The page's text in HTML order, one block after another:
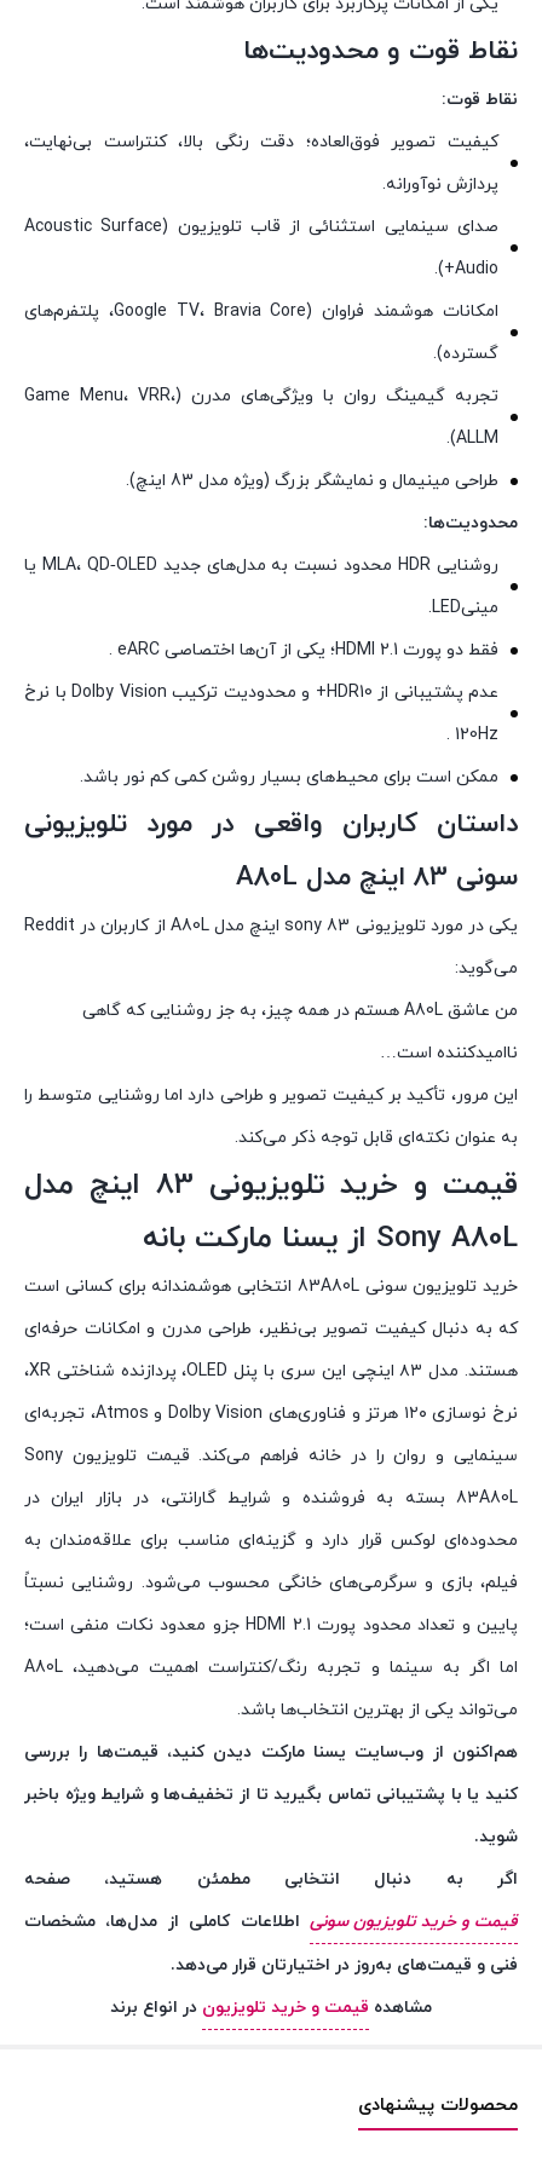
نقاط قوت و محدودیت‌ها
نقاط قوت:
کیفیت تصویر فوق‌العاده؛ دقت رنگی بالا، کنتراست بی‌نهایت،
پردازش نوآورانه.
صدای سینمایی استثنائی از قاب تلویزیون (Acoustic Surface
Audio+).
امکانات هوشمند فراوان (Google TV، Bravia Core، پلتفرم‌های
گسترده).
تجربه گیمینگ روان با ویژگی‌های مدرن (Game Menu، VRR،
ALLM).
طراحی مینیمال و نمایشگر بزرگ (ویژه مدل 83 اینچ).
محدودیت‌ها:
روشنایی HDR محدود نسبت به مدل‌های جدید MLA، QD‑OLED یا
مینی‌LED.
فقط دو پورت HDMI 2.1؛ یکی از آن‌ها اختصاصی eARC .
عدم پشتیبانی از HDR10+ و محدودیت ترکیب Dolby Vision با نرخ
120Hz .
ممکن است برای محیط‌های بسیار روشن کمی کم نور باشد.
داستان کاربران واقعی در مورد تلویزیونی
سونی 83 اینچ مدل A80L
یکی در مورد تلویزیونی sony 83 اینچ مدل A80L از کاربران در Reddit
می‌گوید:
من عاشق A80L هستم در همه چیز، به جز روشنایی که گاهی
ناامیدکننده است…
این مرور، تأکید بر کیفیت تصویر و طراحی دارد اما روشنایی متوسط را
به عنوان نکته‌ای قابل توجه ذکر می‌کند.
قیمت و خرید تلویزیونی 83 اینچ مدل
Sony A80L از یسنا مارکت بانه
خرید تلویزیون سونی 83A80L انتخابی هوشمندانه برای کسانی است
که به دنبال کیفیت تصویر بی‌نظیر، طراحی مدرن و امکانات حرفه‌ای
هستند. مدل ۸۳ اینچی این سری با پنل OLED، پردازنده شناختی XR،
نرخ نوسازی ۱۲۰ هرتز و فناوری‌های Dolby Vision و Atmos، تجربه‌ای
سینمایی و روان را در خانه فراهم می‌کند. قیمت تلویزیون Sony
83A80L بسته به فروشنده و شرایط گارانتی، در بازار ایران در
محدوده‌ای لوکس قرار دارد و گزینه‌ای مناسب برای علاقه‌مندان به
فیلم، بازی و سرگرمی‌های خانگی محسوب می‌شود. روشنایی نسبتاً
پایین و تعداد محدود پورت HDMI 2.1 جزو معدود نکات منفی است؛
اما اگر به سینما و تجربه رنگ/کنتراست اهمیت می‌دهید، A80L
می‌تواند یکی از بهترین انتخاب‌ها باشد.
هم‌اکنون از وب‌سایت یسنا مارکت دیدن کنید، قیمت‌ها را بررسی
کنید یا با پشتیبانی تماس بگیرید تا از تخفیف‌ها و شرایط ویژه باخبر
شوید.
اگر به دنبال انتخابی مطمئن هستید، صفحه
قیمت و خرید تلویزیون سونی اطلاعات کاملی از مدل‌ها، مشخصات
فنی و قیمت‌های به‌روز در اختیارتان قرار می‌دهد.
مشاهده قیمت و خرید تلویزیون در انواع برند
محصولات پیشنهادی